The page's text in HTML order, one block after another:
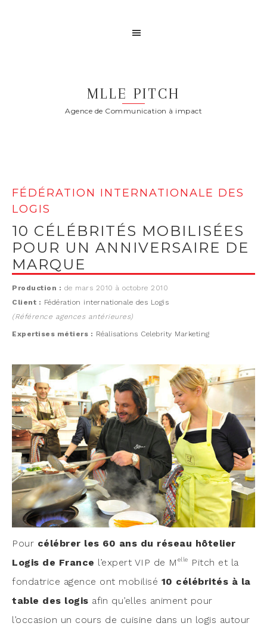
MLLE PITCH
Agence de Communication à impact
FÉDÉRATION INTERNATIONALE DES
LOGIS
10 CÉLÉBRITÉS MOBILISÉES
POUR UN ANNIVERSAIRE DE
MARQUE
Production : de mars 2010 à octobre 2010
Client : Fédération internationale des Logis
(Référence agences antérieures)
Expertises métiers : Réalisations Celebrity Marketing
Pour célé­brer les 60 ans du réseau hôte­lier
Logis de France l’expert VIP de M elle
Pitch et la
fon­da­trice agence ont mobi­li­sé 10 célé­bri­tés à la
table des logis afin qu’elles animent pour
l’occasion un cours de cui­sine dans un logis autour